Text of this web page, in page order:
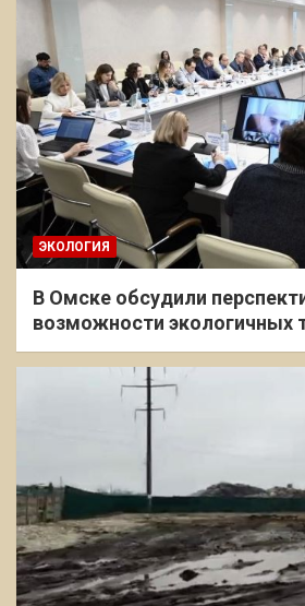
ЭКОЛОГИЯ
В Омске обсудили
возможности экологичных